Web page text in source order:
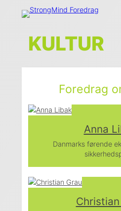
KULTUR
Foredrag
Anna
Danmarks førende